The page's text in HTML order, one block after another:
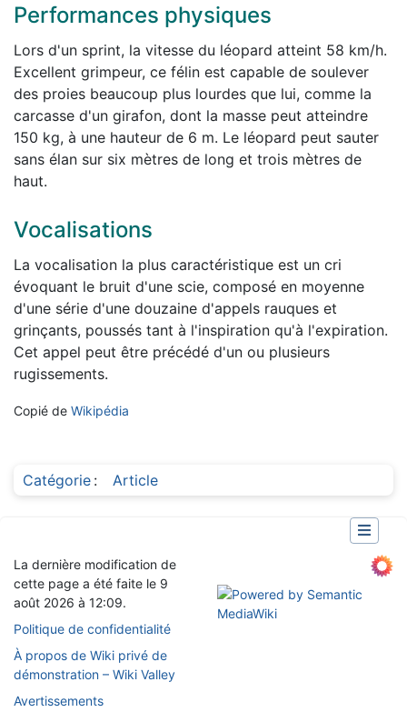
Performances physiques
Lors d'un sprint, la vitesse du léopard atteint 58 km/h.
Excellent grimpeur, ce félin est capable de soulever
des proies beaucoup plus lourdes que lui, comme la
carcasse d'un girafon, dont la masse peut atteindre
150 kg, à une hauteur de 6 m. Le léopard peut sauter
sans élan sur six mètres de long et trois mètres de
haut.
Vocalisations
La vocalisation la plus caractéristique est un cri
évoquant le bruit d'une scie, composé en moyenne
d'une série d'une douzaine d'appels rauques et
grinçants, poussés tant à l'inspiration qu'à l'expiration.
Cet appel peut être précédé d'un ou plusieurs
rugissements.
Copié de Wikipédia
Catégorie: Article
La dernière modification de
cette page a été faite le 9
août 2026 à 12:09.
Politique de confidentialité
À propos de Wiki privé de
démonstration – Wiki Valley
Avertissements